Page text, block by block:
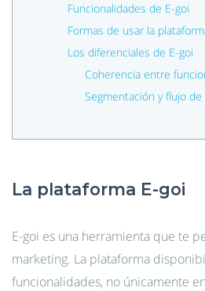
Funcionalidades de E-goi
Formas de usar la
Los diferenciales de E-goi
Coherencia entre
Segmentación y flujo
La plataforma E-goi
E-goi es una herramienta que te
marketing. La plataforma
funcionalidades, no únicamente